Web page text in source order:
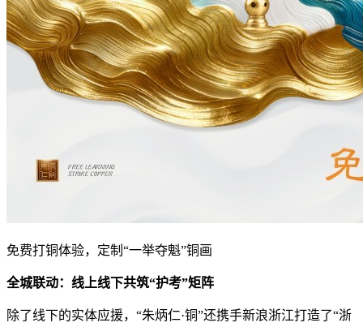
免费打铜体验，定制 “一举夺魁”铜画
全城联动：线上线下共筑“护考”矩阵
除了线下的实体应援， “朱炳仁·铜”还携手新浪浙江打造了“浙